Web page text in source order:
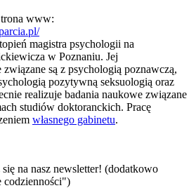
www:
magistra psychologii na
w Poznaniu. Jej
są z psychologią poznawczą,
pozytywną seksuologią oraz
realizuje badania naukowe związane
studiów doktoranckich. Pracę
własnego gabinetu.
się na nasz newsletter! (dodatkowo
codzienności")